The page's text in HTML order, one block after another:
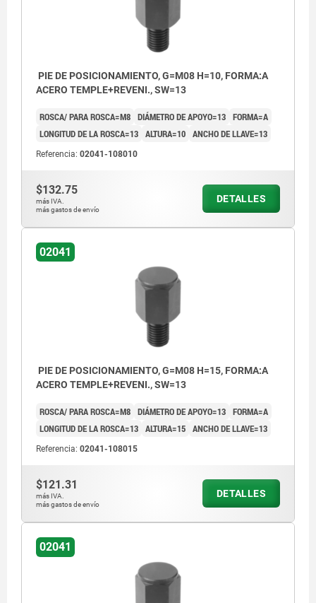
PIE DE POSICIONAMIENTO, G=M08 H=10, FORMA:A
ACERO TEMPLE+REVENI., SW=13
ROSCA/ PARA ROSCA=M8 DIÁMETRO DE APOYO=13 FORMA=A
LONGITUD DE LA ROSCA=13 ALTURA=10 ANCHO DE LLAVE=13
Referencia: 02041-108010
$132.75
más IVA.
más gastos de envío
DETALLES
02041
PIE DE POSICIONAMIENTO, G=M08 H=15, FORMA:A
ACERO TEMPLE+REVENI., SW=13
ROSCA/ PARA ROSCA=M8 DIÁMETRO DE APOYO=13 FORMA=A
LONGITUD DE LA ROSCA=13 ALTURA=15 ANCHO DE LLAVE=13
Referencia: 02041-108015
$121.31
más IVA.
más gastos de envío
DETALLES
02041